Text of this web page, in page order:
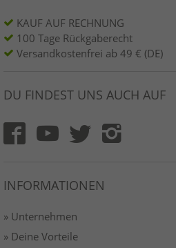
KAUF AUF RECHNUNG
100 Tage Rückgaberecht
Versandkostenfrei ab 49 € (DE)
DU FINDEST UNS AUCH AUF
INFORMATIONEN
» Unternehmen
» Deine Vorteile